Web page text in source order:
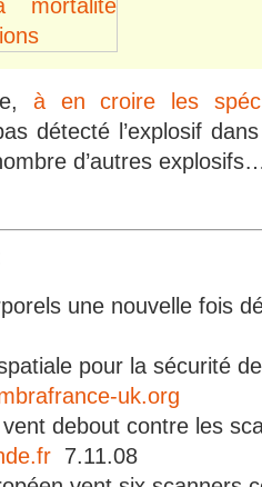
à en croire les
détecté l’explosif
d’autres
une nouvelle fois
pour la sécurité
uk.org
debout contre les
7.11.08